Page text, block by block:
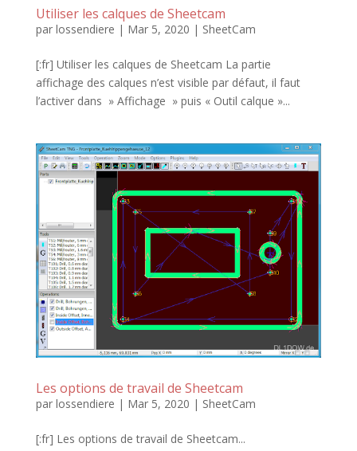
Utiliser les calques de Sheetcam
par lossendiere | Mar 5, 2020 | SheetCam
[:fr] Utiliser les calques de Sheetcam La partie
affichage des calques n’est visible par défaut, il faut
l’activer dans » Affichage » puis « Outil calque »...
Les options de travail de Sheetcam
par lossendiere | Mar 5, 2020 | SheetCam
[:fr] Les options de travail de Sheetcam...